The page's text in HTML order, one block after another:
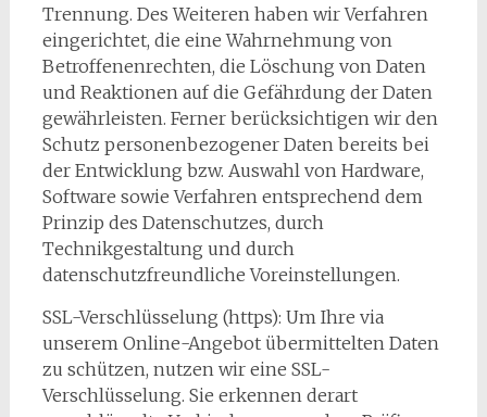
Trennung. Des Weiteren haben wir Verfahren
eingerichtet, die eine Wahrnehmung von
Betroffenenrechten, die Löschung von Daten
und Reaktionen auf die Gefährdung der Daten
gewährleisten. Ferner berücksichtigen wir den
Schutz personenbezogener Daten bereits bei
der Entwicklung bzw. Auswahl von Hardware,
Software sowie Verfahren entsprechend dem
Prinzip des Datenschutzes, durch
Technikgestaltung und durch
datenschutzfreundliche Voreinstellungen.
SSL-Verschlüsselung (https): Um Ihre via
unserem Online-Angebot übermittelten Daten
zu schützen, nutzen wir eine SSL-
Verschlüsselung. Sie erkennen derart